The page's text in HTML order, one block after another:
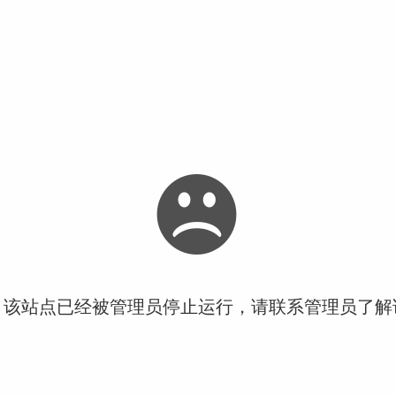
站点已经被管理员停止运行，请联系管理员了